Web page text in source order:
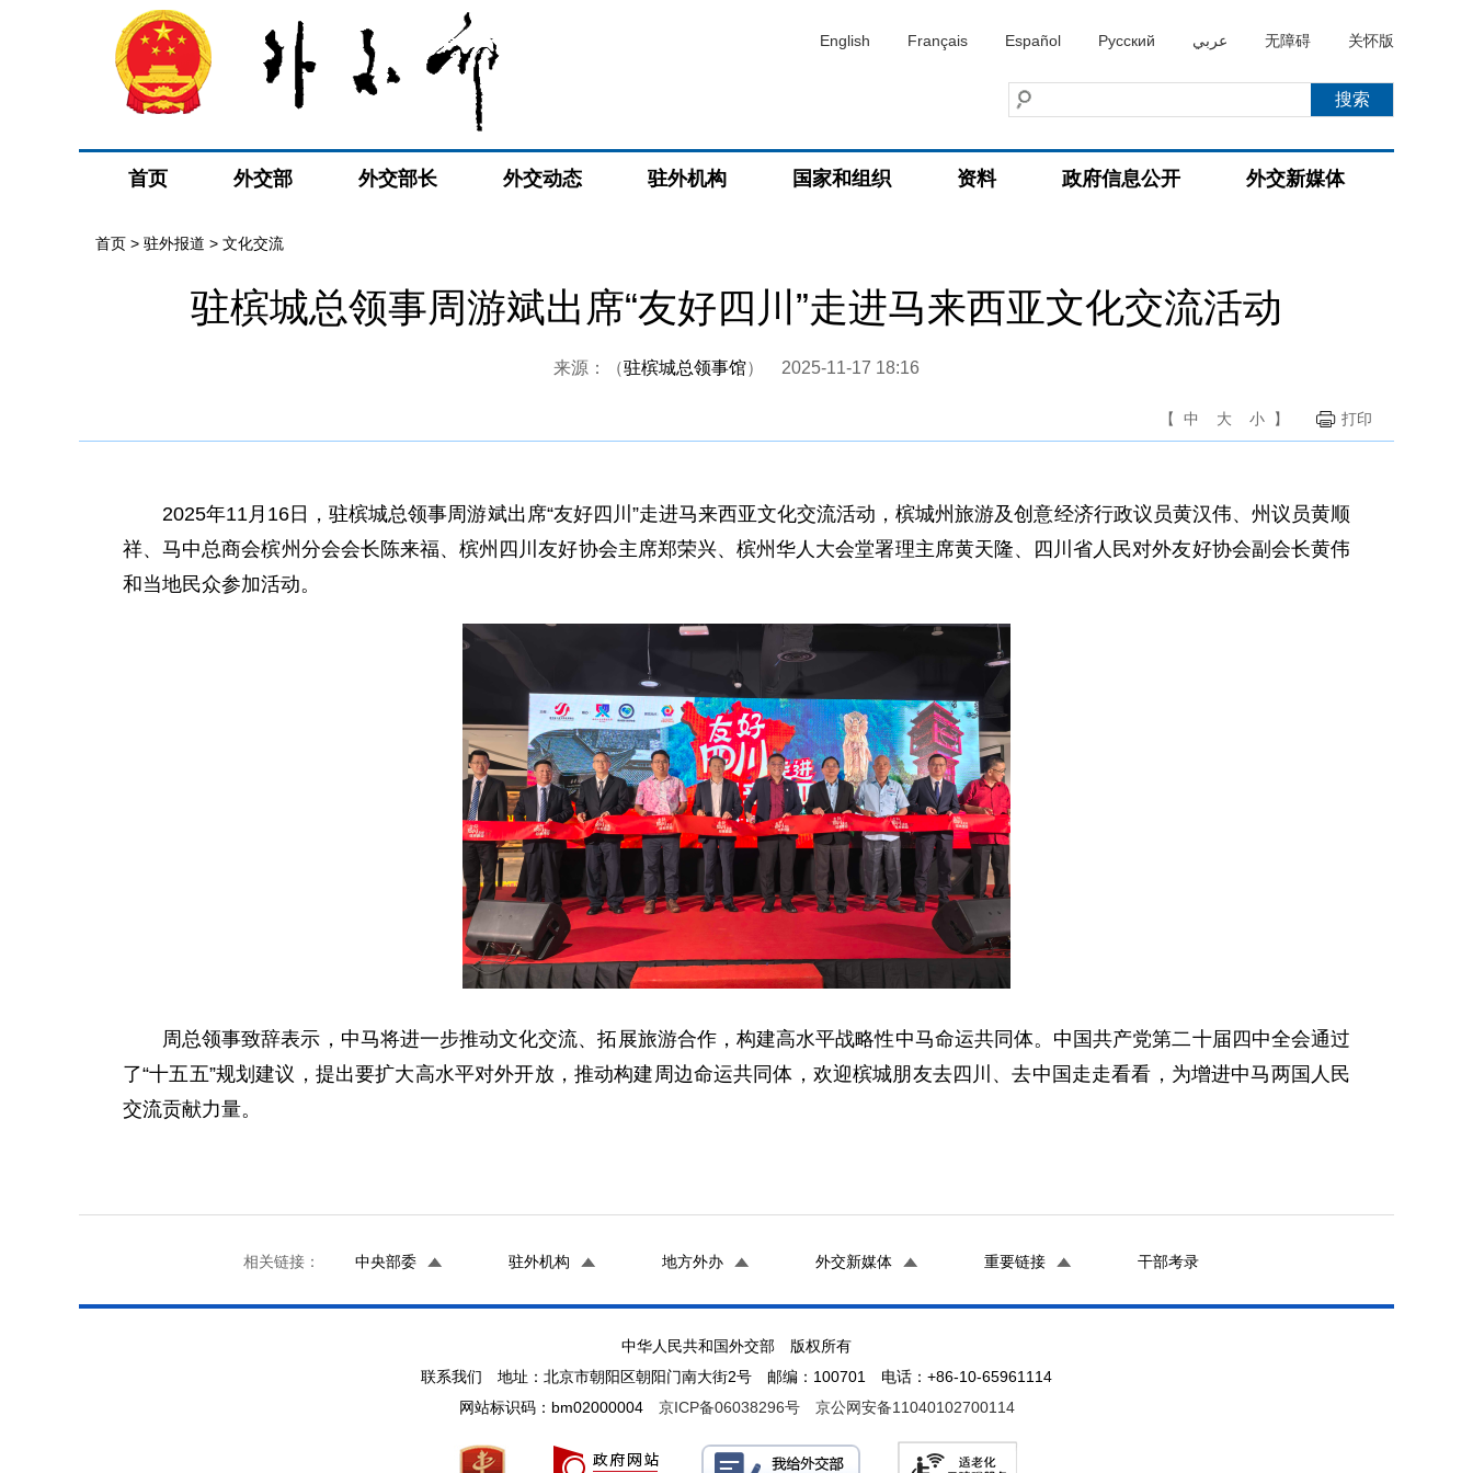
English Français Español Русский عربي 无障碍 关怀版
首页 外交部 外交部长 外交动态 驻外机构 国家和组织 资料 政府信息公开 外交新媒体
首页 > 驻外报道 > 文化交流
驻槟城总领事周游斌出席“友好四川”走进马来西亚文化交流活动
来源：（驻槟城总领事馆） 2025-11-17 18:16
【 中 大 小 】 打印
2025年11月16日，驻槟城总领事周游斌出席“友好四川”走进马来西亚文化交流活动，槟城州旅游及创意经济行政议员黄汉伟、州议员黄顺
祥、马中总商会槟州分会会长陈来福、槟州四川友好协会主席郑荣兴、槟州华人大会堂署理主席黄天隆、四川省人民对外友好协会副会长黄伟
和当地民众参加活动。
周总领事致辞表示，中马将进一步推动文化交流、拓展旅游合作，构建高水平战略性中马命运共同体。中国共产党第二十届四中全会通过
了“十五五”规划建议，提出要扩大高水平对外开放，推动构建周边命运共同体，欢迎槟城朋友去四川、去中国走走看看，为增进中马两国人民
交流贡献力量。
相关链接： 中央部委 驻外机构 地方外办 外交新媒体 重要链接 干部考录
中华人民共和国外交部 版权所有
联系我们 地址：北京市朝阳区朝阳门南大街2号 邮编：100701 电话：+86-10-65961114
网站标识码：bm02000004 京ICP备06038296号 京公网安备11040102700114